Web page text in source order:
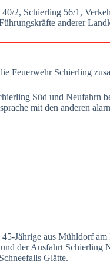
2, Schier­ling 56/1,
ande­rer
Feu­er­wehr Schier­ling
Süd und Neu­fahrn
mit den ande­ren
Jäh­ri­ge aus Mühl­dorf
der Aus­fahrt
Glät­te.